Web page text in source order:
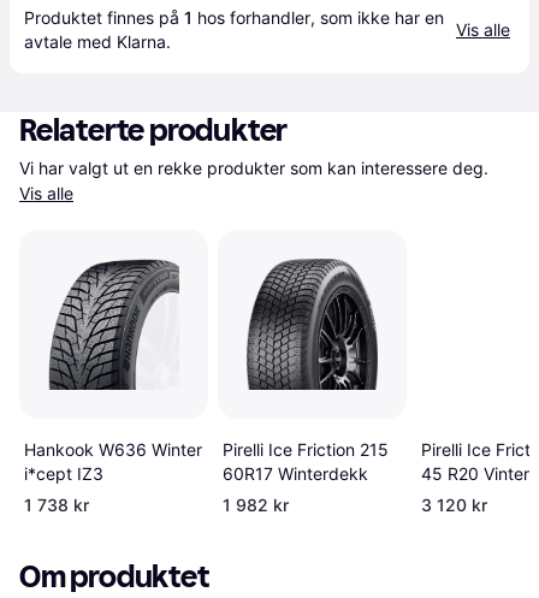
Produktet finnes på 1 hos forhandler, som ikke har en
avtale med Klarna.
Vis alle
Relaterte produkter
Vis alle
Hankook W636 Winter
i*cept IZ3
1 738 kr
Pirelli Ice Friction 215
60R17 Winterdekk
1 982 kr
Pirelli Ice
45 R20
3 120 kr
Om produktet